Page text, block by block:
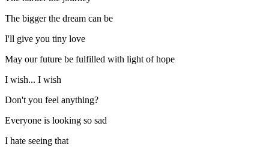
The bigger the dream can be
I'll give you tiny love
May our future be fulfilled with light of hope
I wish... I wish
Don't you feel anything?
Everyone is looking so sad
I hate seeing that